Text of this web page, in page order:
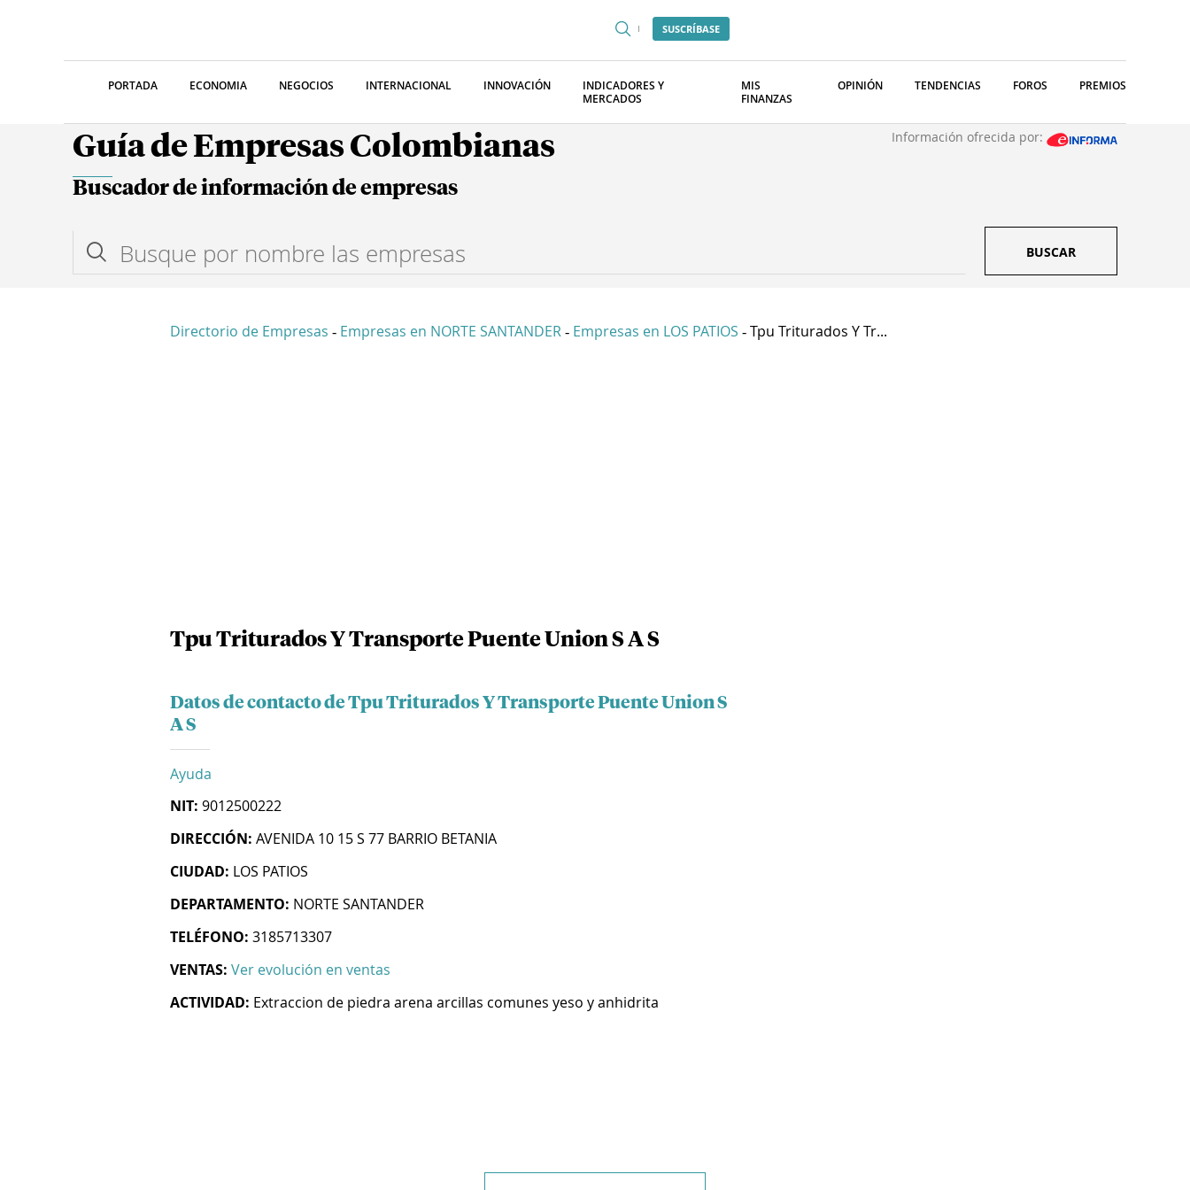
SUSCRÍBASE
PORTADA ECONOMIA NEGOCIOS INTERNACIONAL INNOVACIÓN
INDICADORES Y
MERCADOS
MIS
FINANZAS
OPINIÓN TENDENCIAS FOROS PREMIOS
Guía de Empresas Colombianas Información ofrecida por:
Buscador de información de empresas
BUSCAR
Directorio de Empresas - Empresas en NORTE SANTANDER - Empresas en LOS PATIOS - Tpu Triturados Y Tr...
Tpu Triturados Y Transporte Puente Union S A S
Datos de contacto de Tpu Triturados Y Transporte Puente Union S
A S
Ayuda
NIT: 9012500222
DIRECCIÓN: AVENIDA 10 15 S 77 BARRIO BETANIA
CIUDAD: LOS PATIOS
DEPARTAMENTO: NORTE SANTANDER
TELÉFONO: 3185713307
VENTAS: Ver evolución en ventas
ACTIVIDAD: Extraccion de piedra arena arcillas comunes yeso y anhidrita